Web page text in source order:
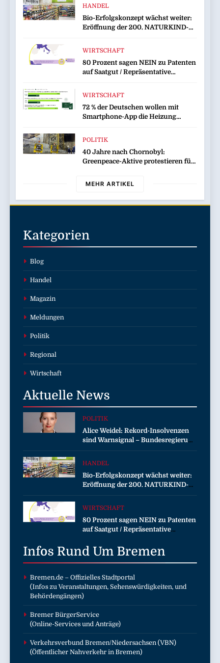
HANDEL
Bio-Erfolgskonzept wächst weiter:
Eröffnung der 200. NATURKIND-
WIRTSCHAFT
80 Prozent sagen NEIN zu Patenten
auf Saatgut / Repräsentative
WIRTSCHAFT
72 % der Deutschen wollen mit
Smartphone-App die Heizung
POLITIK
40 Jahre nach Chornobyl:
Greenpeace-Aktive protestieren für
Folgen des russischen
Drohnenangriffs
MEHR ARTIKEL
Kategorien
Blog
Handel
Magazin
Meldungen
Politik
Regional
Wirtschaft
Aktuelle News
POLITIK
Alice Weidel: Rekord-Insolvenzen
sind Warnsignal – Bundesregierung
verschärft die Wirtschaftskrise
HANDEL
Bio-Erfolgskonzept wächst weiter:
Eröffnung der 200. NATURKIND-
Welt bei EDEKA
WIRTSCHAFT
80 Prozent sagen NEIN zu Patenten
auf Saatgut / Repräsentative
Infos Rund Um Bremen
Bremen.de – Offizielles Stadtportal
(Infos zu Veranstaltungen, Sehenswürdigkeiten, und
Behördengängen)
Bremer BürgerService
(Online-Services und Anträge)
Verkehrsverbund Bremen/Niedersachsen (VBN)
(Öffentlicher Nahverkehr in Bremen)